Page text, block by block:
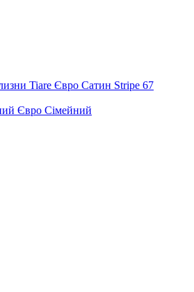
Tiare Євро Сатин Stripe 67
Євро Сімейний